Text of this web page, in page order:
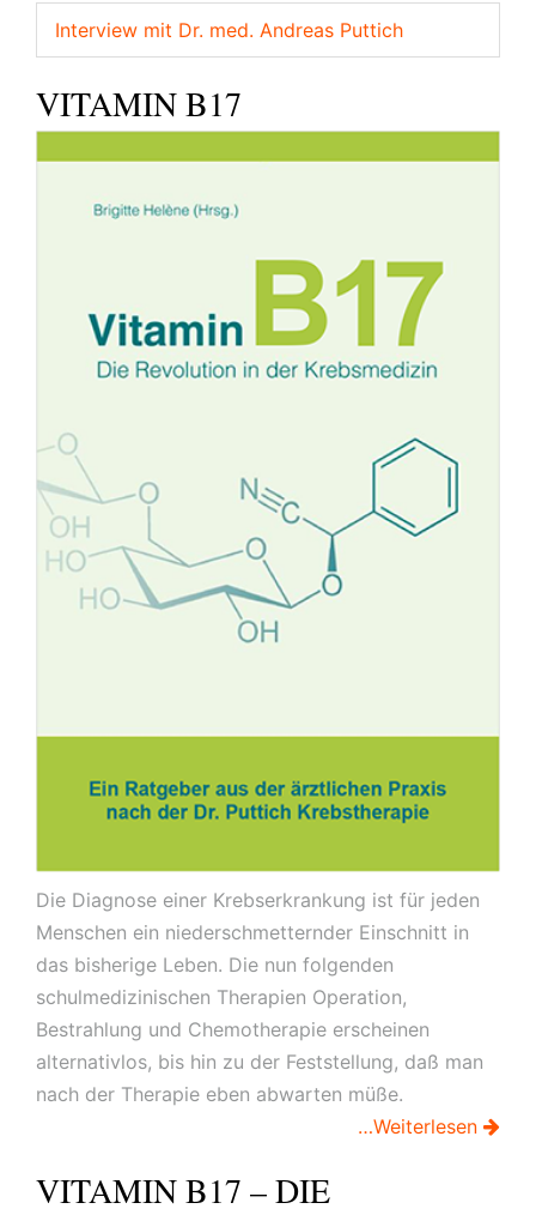
Interview mit Dr. med. Andreas Puttich
VITAMIN B17
Die Diagnose einer Krebserkrankung ist für jeden
Menschen ein niederschmetternder Einschnitt in
das bisherige Leben. Die nun folgenden
schulmedizinischen Therapien Operation,
Bestrahlung und Chemotherapie erscheinen
alternativlos, bis hin zu der Feststellung, daß man
nach der Therapie eben abwarten müße.
…Weiterlesen
VITAMIN B17 – DIE